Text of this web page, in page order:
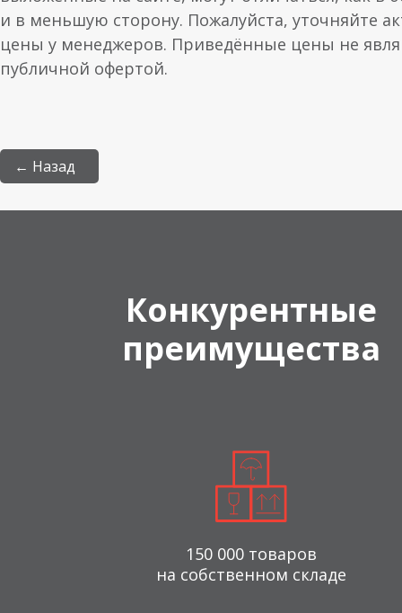
и в меньшую сторону. Пожалуйста, уточняйте
цены у менеджеров. Приведённые цены не
публичной офертой.
← Назад
Конкурентные
преимущества
150 000 товаров
на собственном складе